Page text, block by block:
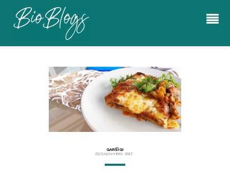
GARŠĪGI
29 Septembris, 2017